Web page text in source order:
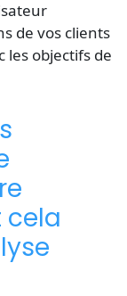
de vos clients
les objectifs de